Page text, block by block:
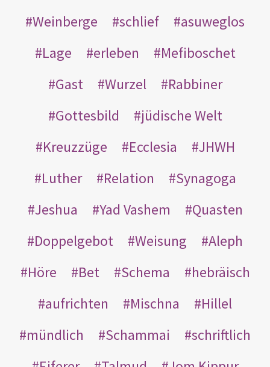
Weinberge
schlief
asuweglos
Lage
erleben
Mefiboschet
Gast
Wurzel
Rabbiner
Gottesbild
jüdische Welt
Kreuzzüge
Ecclesia
JHWH
Luther
Relation
Synagoga
Jeshua
Yad Vashem
Quasten
Doppelgebot
Weisung
Aleph
Höre
Bet Schema
hebräisch
aufrichten
Mischna
Hillel
mündlich
Schammai
schriftlich